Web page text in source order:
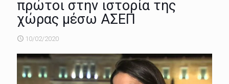
πρώτοι στην ιστορία της
χώρας μέσω ΑΣΕΠ
10/02/2020